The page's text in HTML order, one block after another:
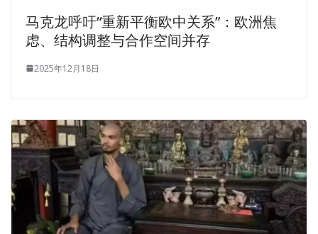
马克龙呼吁“重新平衡欧中关系”：欧洲焦
虑、结构调整与合作空间并存
2025年12月18日